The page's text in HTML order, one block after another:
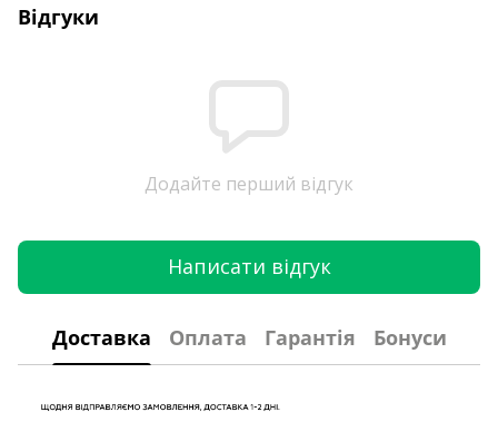
Відгуки
Додайте перший відгук
Написати відгук
Доставка Оплата Гарантія Бонуси